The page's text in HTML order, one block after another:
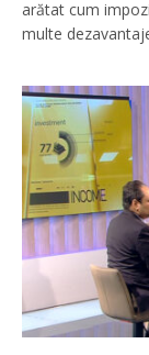
arătat cum
multe